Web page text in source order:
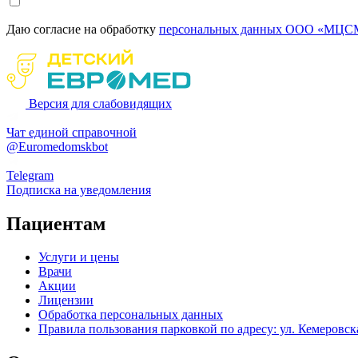
Даю согласие на обработку персональных данных ООО
Версия для слабовидящих
Чат единой справочной
@Euromedomskbot
Telegram
Подписка на уведомления
Пациентам
Услуги и цены
Врачи
Акции
Лицензии
Обработка персональных данных
Правила пользования парковкой по адресу: ул.